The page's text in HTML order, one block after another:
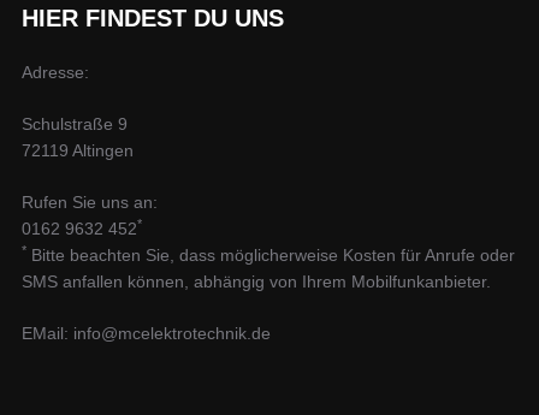
HIER FINDEST DU UNS
Adresse:
Schulstraße 9
72119 Altingen
Rufen Sie uns an:
0162 9632 452*
*Bitte beachten Sie, dass möglicherweise Kosten für Anrufe oder
SMS anfallen können, abhängig von Ihrem Mobilfunkanbieter.
EMail: info@mcelektrotechnik.de